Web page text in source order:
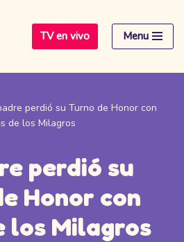
TV en vivo Menu
perdió su Turno de Honor con
de los Milagros
perdió su
Honor con
los Milagros